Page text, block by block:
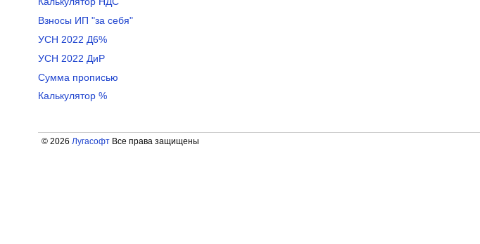
Взносы ИП "за себя"
УСН 2022 Д6%
УСН 2022 ДиР
Сумма прописью
Калькулятор %
© 2026 ЛугасофтВсе права защищены